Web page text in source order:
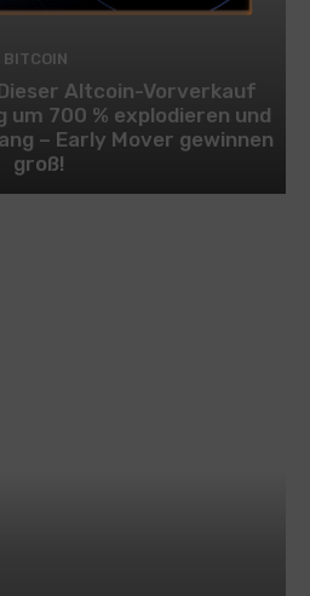
BITCOIN
Altcoin-Vorverkauf
700 % explodieren und
– Early Mover gewinnen
groß!